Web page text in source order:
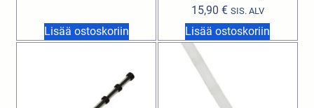
Lisää ostoskoriin
15,90 € SIS. ALV
Lisää ostoskoriin